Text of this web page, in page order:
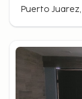
Puerto